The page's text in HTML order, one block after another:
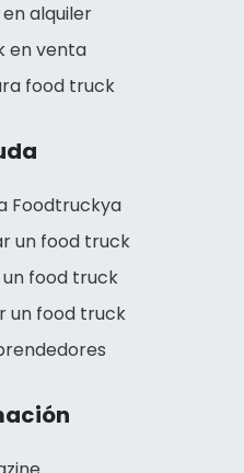
alquiler
en venta
food truck
Foodtruckya
un food truck
food truck
un food truck